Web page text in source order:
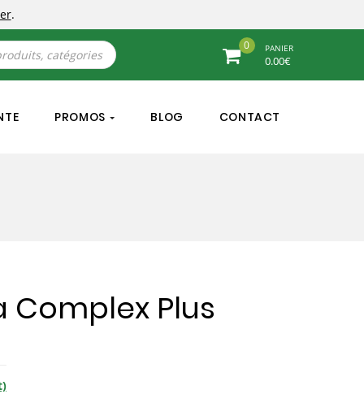
.
0 PANIER
0.00€
PROMOS BLOG CONTACT
Complex Plus